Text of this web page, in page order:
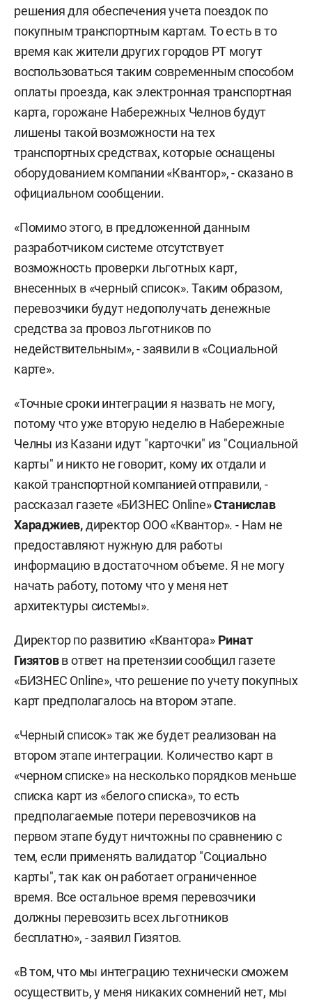
решения для обеспечения учета поездок по
покупным транспортным картам. То есть в то
время как жители других городов РТ могут
воспользоваться таким современным способом
оплаты проезда, как электронная транспортная
карта, горожане Набережных Челнов будут
лишены такой возможности на тех
транспортных средствах, которые оснащены
оборудованием компании «Квантор», - сказано в
официальном сообщении.
«Помимо этого, в предложенной данным
разработчиком системе отсутствует
возможность проверки льготных карт,
внесенных в «черный список». Таким образом,
перевозчики будут недополучать денежные
средства за провоз льготников по
недействительным», - заявили в «Социальной
карте».
«Точные сроки интеграции я назвать не могу,
потому что уже вторую неделю в Набережные
Челны из Казани идут "карточки" из "Социальной
карты" и никто не говорит, кому их отдали и
какой транспортной компанией отправили, -
рассказал газете «БИЗНЕС Online»Станислав
Хараджиев,директор ООО «Квантор». - Нам не
предоставляют нужную для работы
информацию в достаточном объеме. Я не могу
начать работу, потому что у меня нет
архитектуры системы».
Директор по развитию «Квантора» Ринат
Гизятовв ответ на претензии сообщил газете
«БИЗНЕС Online», что решение по учету покупных
карт предполагалось на втором этапе.
«Черный список» так же будет реализован на
втором этапе интеграции. Количество карт в
«черном списке» на несколько порядков меньше
списка карт из «белого списка», то есть
предполагаемые потери перевозчиков на
первом этапе будут ничтожны по сравнению с
тем, если применять валидатор "Социально
карты", так как он работает ограниченное
время. Все остальное время перевозчики
должны перевозить всех льготников
бесплатно», - заявил Гизятов.
«В том, что мы интеграцию технически сможем
осуществить, у меня никаких сомнений нет, мы